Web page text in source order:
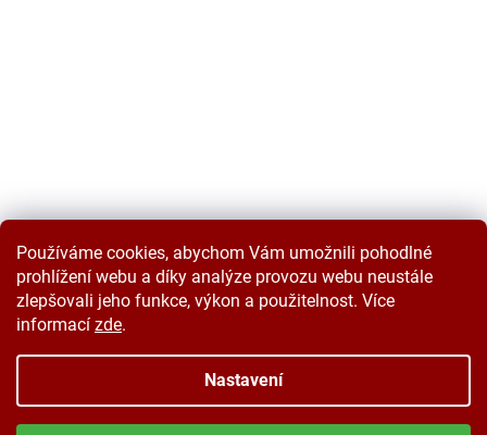
Používáme cookies, abychom Vám umožnili pohodlné
prohlížení webu a díky analýze provozu webu neustále
zlepšovali jeho funkce, výkon a použitelnost. Více
informací zde.
Nastavení